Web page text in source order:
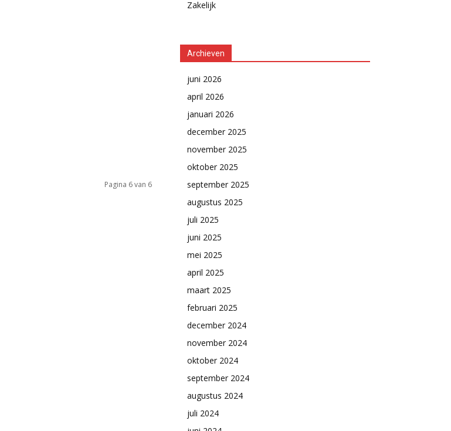
Pagina 6 van 6
Zakelijk
Archieven
juni 2026
april 2026
januari 2026
december 2025
november 2025
oktober 2025
september 2025
augustus 2025
juli 2025
juni 2025
mei 2025
april 2025
maart 2025
februari 2025
december 2024
november 2024
oktober 2024
september 2024
augustus 2024
juli 2024